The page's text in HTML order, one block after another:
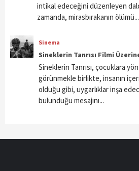
intikal edeceğini düzenleyen
zamanda, mirasbırakanın ölümü...
Sinema
Sineklerin Tanrısı Filmi
Sineklerin Tanrısı, çocuklara
görünmekle birlikte, insanın
olduğu gibi, uygarlıklar inşa
bulunduğu mesajını...